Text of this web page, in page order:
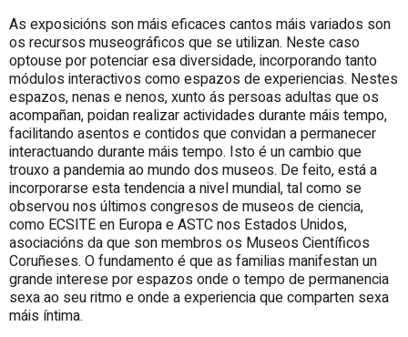
As exposicións son máis eficaces cantos máis variados son
os recursos museográficos que se utilizan. Neste caso
optouse por potenciar esa diversidade, incorporando tanto
módulos interactivos como espazos de experiencias. Nestes
espazos, nenas e nenos, xunto ás persoas adultas que os
acompañan, poidan realizar actividades durante máis tempo,
facilitando asentos e contidos que convidan a permanecer
interactuando durante máis tempo. Isto é un cambio que
trouxo a pandemia ao mundo dos museos. De feito, está a
incorporarse esta tendencia a nivel mundial, tal como se
observou nos últimos congresos de museos de ciencia,
como ECSITE en Europa e ASTC nos Estados Unidos,
asociacións da que son membros os Museos Científicos
Coruñeses. O fundamento é que as familias manifestan un
grande interese por espazos onde o tempo de permanencia
sexa ao seu ritmo e onde a experiencia que comparten sexa
máis íntima.